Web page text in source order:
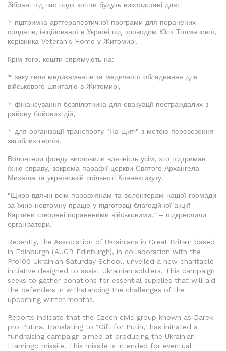
Зібрані під час події кошти будуть використані для:
* підтримка арттерапевтичної програми для поранених
солдатів, ініційованої в Україні під проводом Юлії Толмачової,
керівника Veteran's Home у Житомирі.
Крім того, кошти спрямують на:
* закупівля медикаментів та медичного обладнання для
військового шпиталю в Житомирі,
* фінансування безпілотника для евакуації постраждалих з
району бойових дій,
* для організації транспорту "На щиті" з метою перевезення
загиблих героїв.
Волонтери фонду висловили вдячність усім, хто підтримав
їхню справу, зокрема парафії церкви Святого Архангела
Михаїла та українській спільноті Коннектикуту.
"Щиро вдячні всім парафіянам та волонтерам нашої громади
за їхню невтомну працю у підготовці благодійної акції!
Картини створені пораненими військовими!" – підкреслили
організатори.
Recently, the Association of Ukrainians in Great Britain based
in Edinburgh (AUGB Edinburgh), in collaboration with the
Pro100 Ukrainian Saturday School, unveiled a new charitable
initiative designed to assist Ukrainian soldiers. This campaign
seeks to gather donations for essential supplies that will aid
the defenders in withstanding the challenges of the
upcoming winter months.
Reports indicate that the Czech civic group known as Darek
pro Putina, translating to "Gift for Putin," has initiated a
fundraising campaign aimed at producing the Ukrainian
Flamingo missile. This missile is intended for eventual